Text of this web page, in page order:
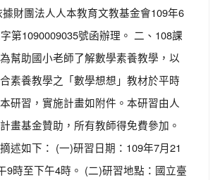
財團法人人本教育文教基金會109年6
第1090009035號函辦理。 二、108課
幫助國小老師了解數學素養教學，以
素養教學之「數學想想」教材於平時
研習，實施計畫如附件。本研習由人
畫基金贊助，所有教師得免費參加。
述如下： (一)研習日期：109年7月21
9時至下午4時。 (二)研習地點：國立臺